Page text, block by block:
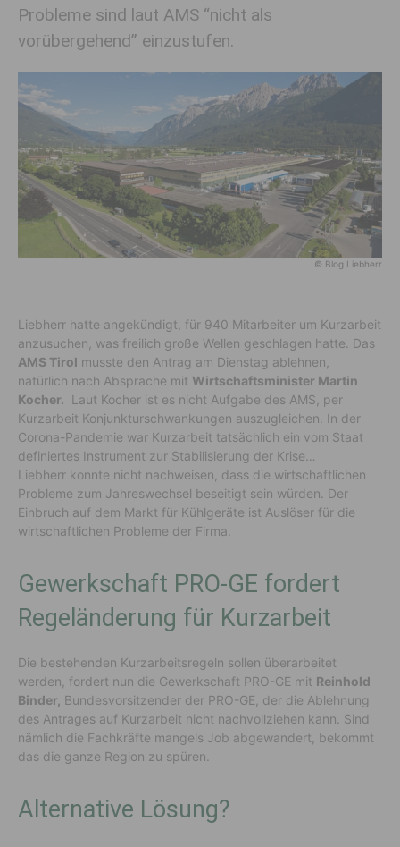
Probleme sind laut AMS “nicht als
vorübergehend” einzustufen.
© Blog Liebherr
Liebherr hatte angekündigt, für 940 Mitarbeiter um Kurzarbeit
anzusuchen, was freilich große Wellen geschlagen hatte. Das
AMS Tirol musste den Antrag am Dienstag ablehnen,
natürlich nach Absprache mit Wirtschaftsminister Martin
Kocher. Laut Kocher ist es nicht Aufgabe des AMS, per
Kurzarbeit Konjunkturschwankungen auszugleichen. In der
Corona-Pandemie war Kurzarbeit tatsächlich ein vom Staat
definiertes Instrument zur Stabilisierung der Krise…
Liebherr konnte nicht nachweisen, dass die wirtschaftlichen
Probleme zum Jahreswechsel beseitigt sein würden. Der
Einbruch auf dem Markt für Kühlgeräte ist Auslöser für die
wirtschaftlichen Probleme der Firma.
Gewerkschaft PRO-GE fordert
Regeländerung für Kurzarbeit
Die bestehenden Kurzarbeitsregeln sollen überarbeitet
werden, fordert nun die Gewerkschaft PRO-GE mit Reinhold
Binder, Bundesvorsitzender der PRO-GE, der die Ablehnung
des Antrages auf Kurzarbeit nicht nachvollziehen kann. Sind
nämlich die Fachkräfte mangels Job abgewandert, bekommt
das die ganze Region zu spüren.
Alternative Lösung?